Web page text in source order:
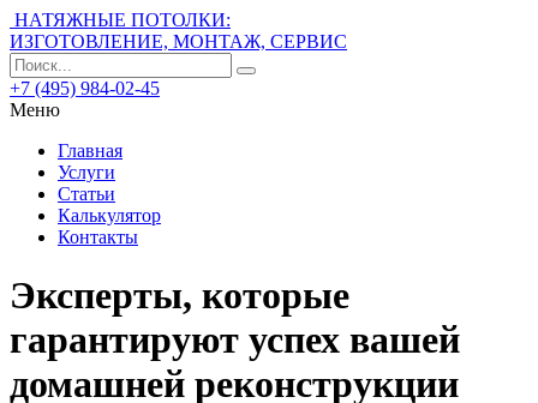
НАТЯЖНЫЕ ПОТОЛКИ:
ИЗГОТОВЛЕНИЕ, МОНТАЖ, СЕРВИС
+7 (495) 984-02-45
Меню
Главная
Услуги
Статьи
Калькулятор
Контакты
Эксперты, которые
гарантируют успех вашей
домашней реконструкции